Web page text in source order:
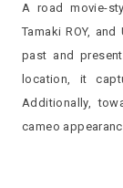
A road movie-
Tamaki ROY,
past and
location, it
Additionally,
cameo